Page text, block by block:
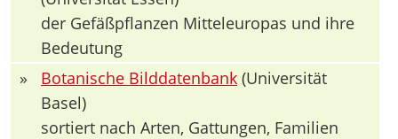
der Gefäßpflanzen Mitteleuropas und ihre
Bedeutung
»
Botanische Bilddatenbank (Universität
Basel)
sortiert nach Arten, Gattungen, Familien